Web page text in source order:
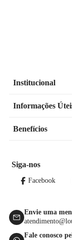
Institucional
Informações
Benefícios
Siga-nos
Facebook
Envie uma
Fale conosco